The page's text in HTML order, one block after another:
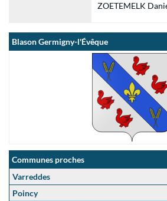
ZOETEMELK
Blason Germigny-l'Évêque
Communes proches
Varreddes
Poincy